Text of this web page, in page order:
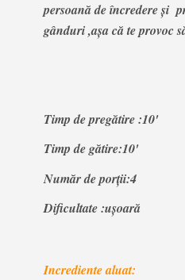
persoană de încredere și
gânduri ,așa că te provoc
Timp de pregătire :10'
Timp de gătire:10'
Număr de porţii:4
Dificultate :uşoară
Incrediente aluat: